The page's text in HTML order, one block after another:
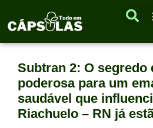
Subtran 2: O segredo
poderosa para um
saudável que
Riachuelo – RN já